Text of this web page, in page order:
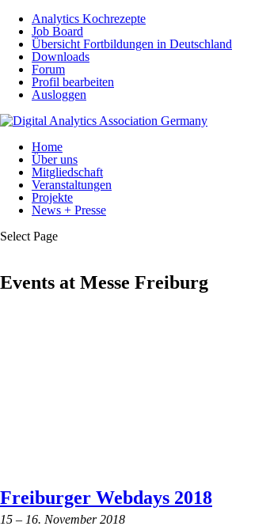
Analytics Kochrezepte
Job Board
Übersicht Fortbildungen in Deutschland
Downloads
Forum
Profil bearbeiten
Ausloggen
Home
Über uns
Mitgliedschaft
Veranstaltungen
Projekte
News + Presse
Select Page
Events at Messe Freiburg
Freiburger Webdays 2018
15 – 16. November 2018